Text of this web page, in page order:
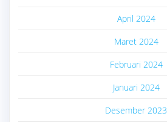
April 2024
Maret 2024
Februari 2024
Januari 2024
Desember 2023